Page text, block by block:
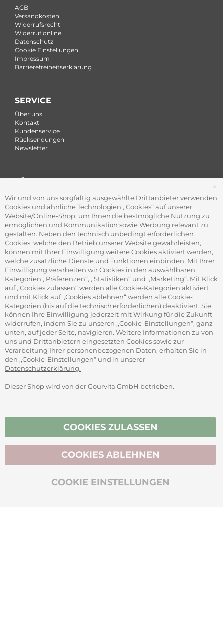
AGB
Versandkosten
Widerrufsrecht
Widerruf online
Datenschutz
Cookie Einstellungen
Impressum
Barrierefreiheitserklärung
SERVICE
Über uns
Kontakt
Kundenservice
Rücksendungen
Newsletter
FÜR FIRMEN
Office Coffee Kaffee für das Büro
Firmenkundenservice
Firmenrabatt-Programm
Werbegeschenke
ADRESSE
Gourvita GmbH
Adam-Opel-Str. 19
63322 Rödermark
SICHER ZAHLEN
Vertrag widerrufen
BIO-ZERTIFIZIERT
Wir und von uns sorgfältig ausgewählte Drittanbieter verwenden
Cookies und ähnliche Technologien ,,Cookies“ auf unserer
Website/Online-Shop, um Ihnen die bestmögliche Nutzung zu
ermöglichen und Kommunikation sowie Werbung relevant zu
gestalten. Neben den technisch unbedingt erforderlichen
Cookies, welche den Betrieb unserer Website gewährleisten,
können mit Ihrer Einwilligung weitere Cookies aktiviert werden,
welche zusätzliche Dienste und Funktionen einbinden. Mit Ihrer
Einwilligung verarbeiten wir Cookies in den auswählbaren
Kategorien ,,Präferenzen“, ,,Statistiken“ und ,,Marketing“. Mit Klick
auf ,,Cookies zulassen“ werden alle Cookie-Kategorien aktiviert
und mit Klick auf ,,Cookies ablehnen“ werden alle Cookie-
Kategorien (bis auf die technisch erforderlichen) deaktiviert. Sie
können Ihre Einwilligung jederzeit mit Wirkung für die Zukunft
widerrufen, indem Sie zu unseren ,,Cookie-Einstellungen“, ganz
unten, auf jeder Seite, navigieren. Weitere Informationen zu von
uns und Drittanbietern eingesetzten Cookies sowie zur
Verarbeitung Ihrer personenbezogenen Daten, erhalten Sie in
den ,,Cookie-Einstellungen“ und in unserer
Datenschutzerklärung.
Dieser Shop wird von der Gourvita GmbH betrieben.
COOKIES ZULASSEN
COOKIE EINSTELLUNGEN
COOKIES ABLEHNEN